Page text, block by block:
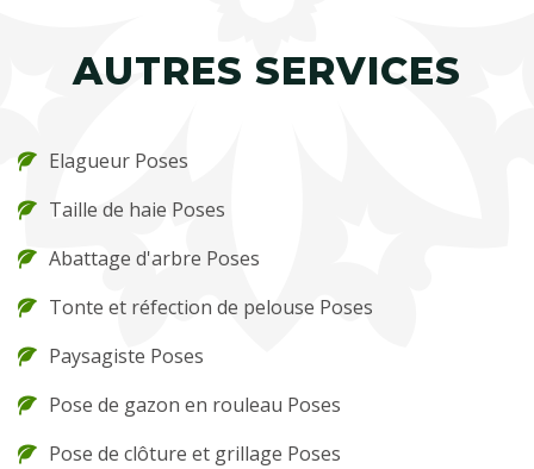
AUTRES SERVICES
Elagueur Poses
Taille de haie Poses
Abattage d'arbre Poses
Tonte et réfection de pelouse Poses
Paysagiste Poses
Pose de gazon en rouleau Poses
Pose de clôture et grillage Poses